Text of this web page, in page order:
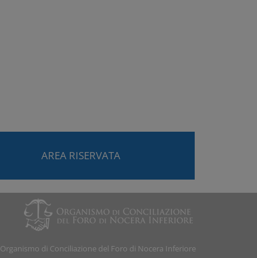
AREA RISERVATA
Organismo di Conciliazione del Foro di Nocera Inferiore